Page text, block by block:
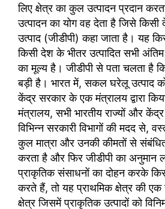
लिए क्षेत्र का कुल उत्पादन प्रदान
उत्पादन का योग वह देता है जिसे
उत्पाद (जीडीपी) कहा जाता है। यह
किसी देश के भीतर उत्पादित सभी
का मूल्य है। जीडीपी से पता चलता है
बड़ी है। भारत में, सकल घरेलू उत्पाद को
केंद्र सरकार के एक मंत्रालय द्वारा
मंत्रालय, सभी भारतीय राज्यों और
विभिन्न सरकारी विभागों की मदद
कुल मात्रा और उनकी कीमतों से
करता है और फिर जीडीपी का अनुमान
प्राकृतिक संसाधनों का दोहन करके
करते हैं, तो यह प्राथमिक क्षेत्र की एक
क्षेत्र जिसमें प्राकृतिक उत्पादों को